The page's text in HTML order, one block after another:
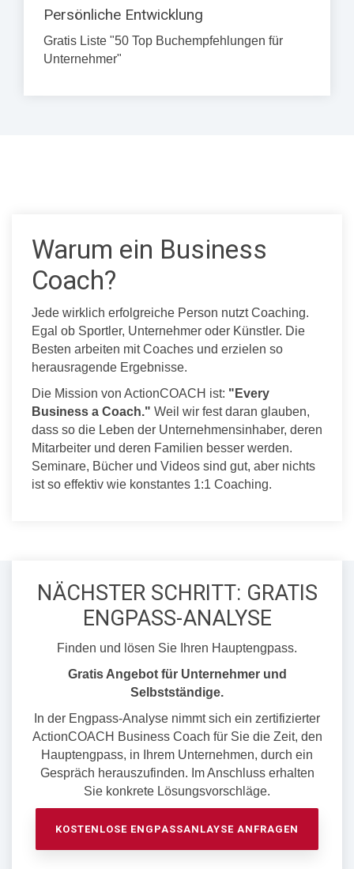
Persönliche Entwicklung
Gratis Liste "50 Top Buchempfehlungen für
Unternehmer"
Warum ein Business
Coach?
Jede wirklich erfolgreiche Person nutzt Coaching.
Egal ob Sportler, Unternehmer oder Künstler. Die
Besten arbeiten mit Coaches und erzielen so
herausragende Ergebnisse.
Die Mission von ActionCOACH ist: "Every
Business a Coach." Weil wir fest daran glauben,
dass so die Leben der Unternehmensinhaber, deren
Mitarbeiter und deren Familien besser werden.
Seminare, Bücher und Videos sind gut, aber nichts
ist so effektiv wie konstantes 1:1 Coaching.
NÄCHSTER SCHRITT: GRATIS
ENGPASS-ANALYSE
Finden und lösen Sie Ihren Hauptengpass.
Gratis Angebot für Unternehmer und
Selbstständige.
In der Engpass-Analyse nimmt sich ein zertifizierter
ActionCOACH Business Coach für Sie die Zeit, den
Hauptengpass, in Ihrem Unternehmen, durch ein
Gespräch herauszufinden. Im Anschluss erhalten
Sie konkrete Lösungsvorschläge.
KOSTENLOSE ENGPASSANLAYSE ANFRAGEN